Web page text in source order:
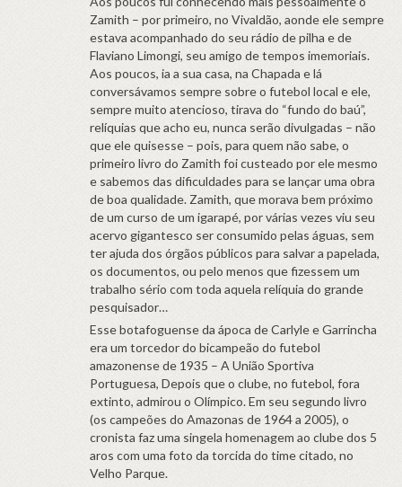
Zamith – por primeiro, no Vivaldão, aonde ele sempre
estava acompanhado do seu rádio de pilha e de
Flaviano Limongi, seu amigo de tempos imemoriais.
Aos poucos, ia a sua casa, na Chapada e lá
conversávamos sempre sobre o futebol local e ele,
sempre muito atencioso, tirava do “fundo do baú”,
relíquias que acho eu, nunca serão divulgadas – não
que ele quisesse – pois, para quem não sabe, o
primeiro livro do Zamith foi custeado por ele mesmo
e sabemos das dificuldades para se lançar uma obra
de boa qualidade. Zamith, que morava bem próximo
de um curso de um igarapé, por várias vezes viu seu
acervo gigantesco ser consumido pelas águas, sem
ter ajuda dos órgãos públicos para salvar a papelada,
os documentos, ou pelo menos que fizessem um
trabalho sério com toda aquela relíquia do grande
pesquisador…
Esse botafoguense da ápoca de Carlyle e Garrincha
era um torcedor do bicampeão do futebol
amazonense de 1935 – A União Sportiva
Portuguesa, Depois que o clube, no futebol, fora
extinto, admirou o Olímpico. Em seu segundo livro
(os campeões do Amazonas de 1964 a 2005), o
cronista faz uma singela homenagem ao clube dos 5
aros com uma foto da torcida do time citado, no
Velho Parque.